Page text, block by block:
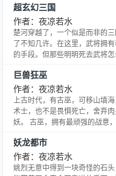
超玄幻三国
作者：夜凉若水
楚河穿越了，一个似是而非的
了不知几许。在这里，武将拥
的手段。但那些明明死去武将
项羽血脉的楚河，怎么才在这
上光复大楚重任的，只能小心
巨兽狂巫
作者：夜凉若水
上古时代，有古巫，可移山填
术士，也不是畏惧死亡，舍弃
妖。 古巫，拥有最顽强的战意
地万物，可借用日月星辰的力
失在历史的尘埃之中。 修炼通
妖龙都市
作者：夜凉若水
姚烈无意中得到一块奇怪的石